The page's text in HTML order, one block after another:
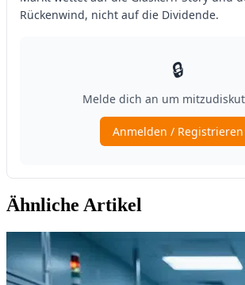
Ähnliche Artikel